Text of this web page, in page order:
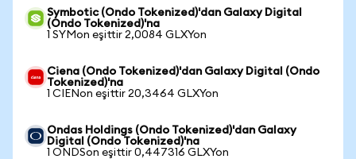
Symbotic (Ondo Tokenized)'dan Galaxy Digital
(Ondo Tokenized)'na
1 SYMon eşittir 2,0084 GLXYon
Ciena (Ondo Tokenized)'dan Galaxy Digital (Ondo
Tokenized)'na
1 CIENon eşittir 20,3464 GLXYon
Ondas Holdings (Ondo Tokenized)'dan Galaxy
Digital (Ondo Tokenized)'na
1 ONDSon eşittir 0,447316 GLXYon